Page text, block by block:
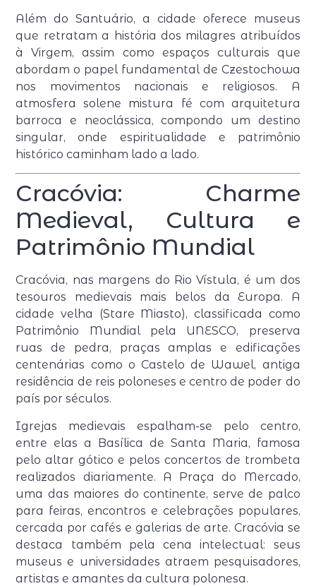
Além do Santuário, a cidade oferece museus
que retratam a história dos milagres atribuídos
à Virgem, assim como espaços culturais que
abordam o papel fundamental de Czestochowa
nos movimentos nacionais e religiosos. A
atmosfera solene mistura fé com arquitetura
barroca e neoclássica, compondo um destino
singular, onde espiritualidade e patrimônio
histórico caminham lado a lado.
Cracóvia: Charme
Medieval, Cultura e
Patrimônio Mundial
Cracóvia, nas margens do Rio Vístula, é um dos
tesouros medievais mais belos da Europa. A
cidade velha (Stare Miasto), classificada como
Patrimônio Mundial pela UNESCO, preserva
ruas de pedra, praças amplas e edificações
centenárias como o Castelo de Wawel, antiga
residência de reis poloneses e centro de poder do
país por séculos.
Igrejas medievais espalham-se pelo centro,
entre elas a Basílica de Santa Maria, famosa
pelo altar gótico e pelos concertos de trombeta
realizados diariamente. A Praça do Mercado,
uma das maiores do continente, serve de palco
para feiras, encontros e celebrações populares,
cercada por cafés e galerias de arte. Cracóvia se
destaca também pela cena intelectual: seus
museus e universidades atraem pesquisadores,
artistas e amantes da cultura polonesa.